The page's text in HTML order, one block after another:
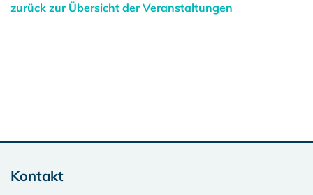
zurück zur Übersicht der Veranstaltungen
Kontakt